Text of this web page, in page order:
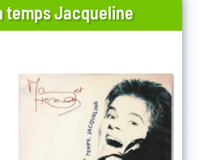
temps Jacqueline